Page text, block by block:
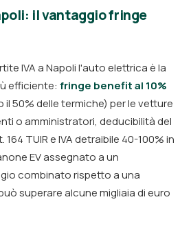
il vantaggio fringe
IVA a Napoli l'auto elettrica è la
efficiente: fringe benefit al 10%
il 50% delle termiche) per le vetture
o amministratori, deducibilità del
TUIR e IVA detraibile 40-100% in
EV assegnato a un
combinato rispetto a una
superare alcune migliaia di euro